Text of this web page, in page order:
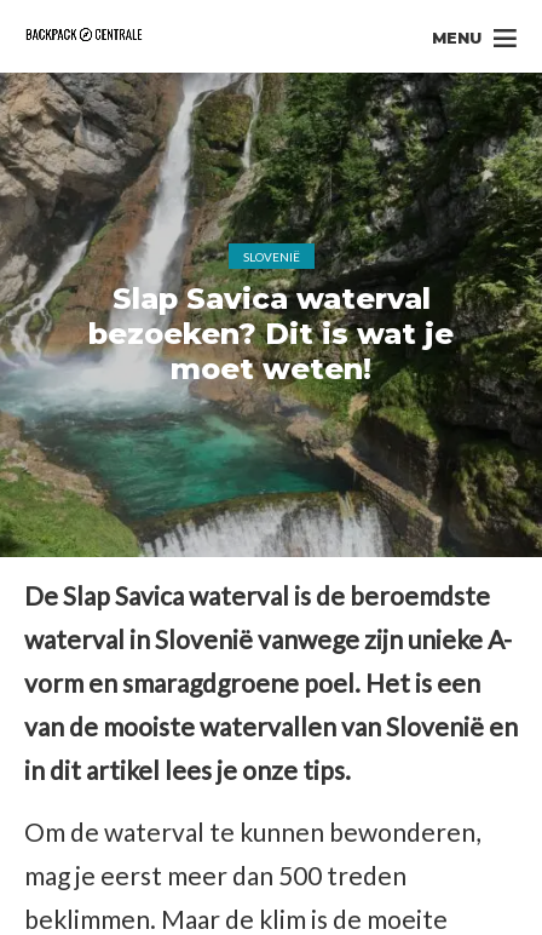
MENU
SLOVENIË
Slap Savica waterval
bezoeken? Dit is wat je
moet weten!
De Slap Savica waterval is de beroemdste
waterval in Slovenië vanwege zijn unieke A-
vorm en smaragdgroene poel. Het is een
van de mooiste watervallen van Slovenië en
in dit artikel lees je onze tips.
Om de waterval te kunnen bewonderen,
mag je eerst meer dan 500 treden
beklimmen. Maar de klim is de moeite